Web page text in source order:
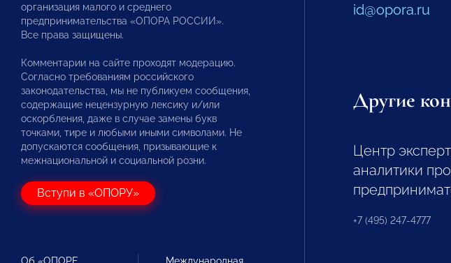
организация малого и среднего
предпринимательства «ОПОРА РОССИИ».
Все права защищены.
Комментарии на сайте проходят модерацию.
Согласно требованиям российского
законодательства, мы не публикуем сообщения,
содержащие нецензурную лексику и/или
оскорбления, даже в случае замены букв
точками, тире и любыми иными символами. Не
допускаются сообщения, призывающие к
межнациональной и социальной розни.
Вступи в «ОПОРУ»
Об «ОПОРЕ
Международная
id@opora.ru
Другие
Центр
аналитики
+7 (495) 247-4777